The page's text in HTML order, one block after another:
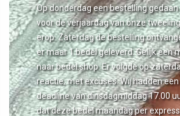
Op donderdag een bestelling gedaan
voor de verjaardag van onze
erop. Zaterdag de bestelling
er maar 1 bedel geleverd. Gelijk een
naar bedel.shop. Er volgde op
reactie, met excuses. Wij hadden
deadline van dinsdagmiddag 17.00
dat deze bedel maandag per